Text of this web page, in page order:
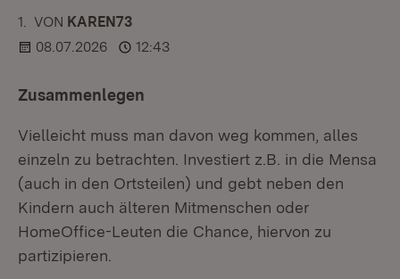
1. KOMMENTAR
VON :KAREN73
08.07.2026
12:43
Zusammenlegen
Vielleicht muss man davon weg kommen, alles
einzeln zu betrachten. Investiert z.B. in die Mensa
(auch in den Ortsteilen) und gebt neben den
Kindern auch älteren Mitmenschen oder
HomeOffice-Leuten die Chance, hiervon zu
partizipieren.